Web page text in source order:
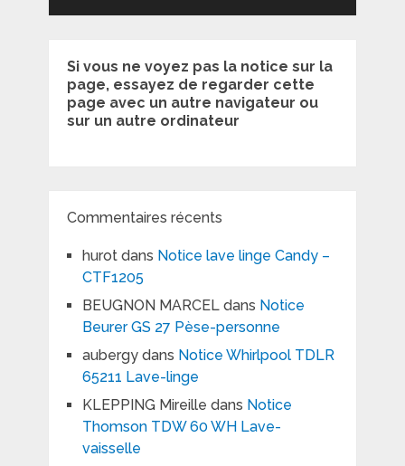
Si vous ne voyez pas la notice sur la
page, essayez de regarder cette
page avec un autre navigateur ou
sur un autre ordinateur
Commentaires récents
hurotdans Notice lave linge Candy –
CTF1205
BEUGNON MARCELdans Notice
Beurer GS 27 Pèse-personne
aubergydans Notice Whirlpool TDLR
65211 Lave-linge
KLEPPING Mireille dans Notice
Thomson TDW 60 WH Lave-
vaisselle